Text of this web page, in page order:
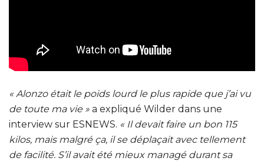
« Alonzo était le poids lourd le plus rapide que j’ai vu
de toute ma vie » a expliqué Wilder dans une
interview sur ESNEWS. « Il devait faire un bon 115
kilos, mais malgré ça, il se déplaçait avec tellement
de facilité. S’il avait été mieux managé durant sa